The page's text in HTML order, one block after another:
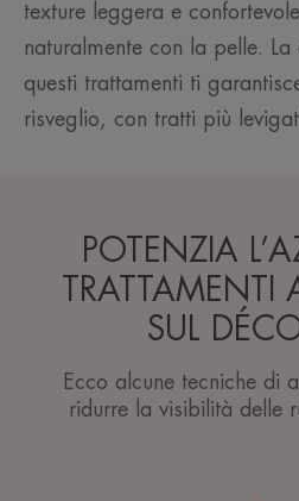
texture leggera e
naturalmente con la pelle.
questi trattamenti ti
risveglio, con tratti più
POTENZIA
TRATTAMENTI
SUL
Ecco alcune tecniche di
ridurre la visibilità delle